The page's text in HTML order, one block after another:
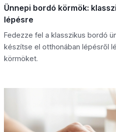
Ünnepi bordó körmök:
lépésre
Fedezze fel a klasszikus bordó
készítse el otthonában lépésről
körmöket.